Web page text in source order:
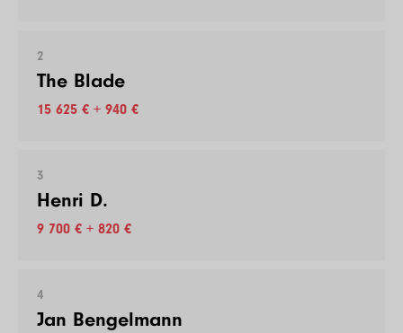
2
The Blade
15 625 € + 940 €
3
Henri D.
9 700 € + 820 €
4
Jan Bengelmann